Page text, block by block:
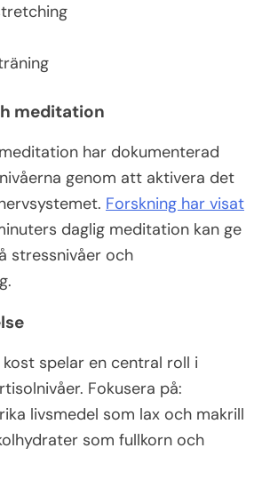
meditation
har dokumenterad
genom att aktivera det
Forskning har visat
daglig meditation kan ge
stressnivåer och
kost spelar en central roll i
Fokusera på:
livsmedel som lax och makrill
som fullkorn och